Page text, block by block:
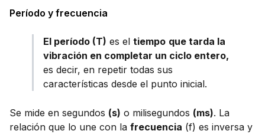
Período y frecuencia
El período (T) es eltiempo que tarda la
vibración en completar un ciclo entero,
es decir, en repetir todas sus
características desde el punto inicial.
Se mide en segundos (s) o milisegundos (ms). La
relación que lo une con la frecuencia (f) es inversa y